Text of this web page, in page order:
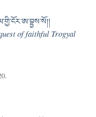
of faithful Trogyal